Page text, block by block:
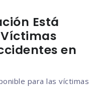
Está
en
para las víctimas